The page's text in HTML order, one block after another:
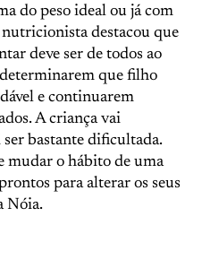
do peso ideal ou já com
destacou que
deve ser de todos ao
que filho
e continuarem
A criança vai
bastante dificultada.
mudar o hábito de uma
para alterar os seus
Nóia.